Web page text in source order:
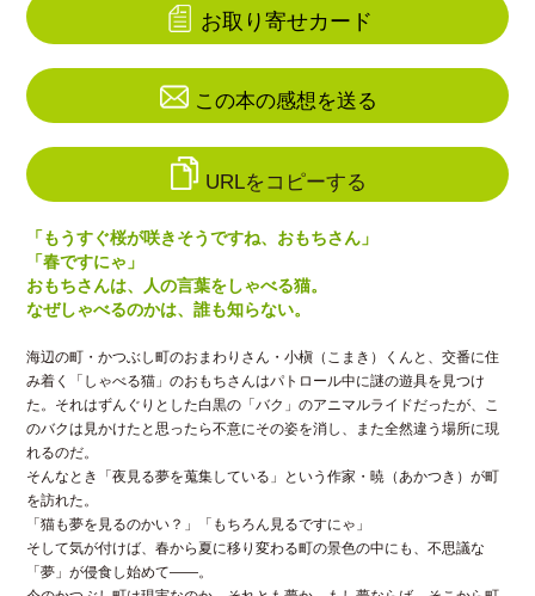
お取り寄せカード
この本の感想を送る
URLをコピーする
「もうすぐ桜が咲きそうですね、おもちさん」
「春ですにゃ」
おもちさんは、人の言葉をしゃべる猫。
なぜしゃべるのかは、誰も知らない。
海辺の町・かつぶし町のおまわりさん・小槇（こまき）くんと、交番に住
み着く「しゃべる猫」のおもちさんはパトロール中に謎の遊具を見つけ
た。それはずんぐりとした白黒の「バク」のアニマルライドだったが、こ
のバクは見かけたと思ったら不意にその姿を消し、また全然違う場所に現
れるのだ。
そんなとき「夜見る夢を蒐集している」という作家・暁（あかつき）が町
を訪れた。
「猫も夢を見るのかい？」「もちろん見るですにゃ」
そして気が付けば、春から夏に移り変わる町の景色の中にも、不思議な
「夢」が侵食し始めて――。